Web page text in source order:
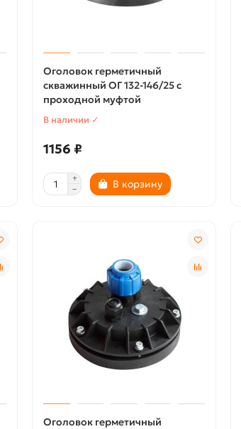
Оголовок герметичный
скважинный ОГ 132-146/25 с
проходной муфтой
В наличии ✓
1156 ₽
В корзину
Оголовок герметичный